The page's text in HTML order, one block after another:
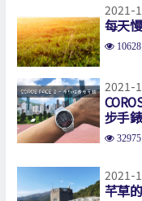
2021-
每天
2021-
步手錶
32975
2021-
芊草